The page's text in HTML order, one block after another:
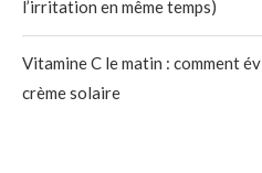
l’irritation en même temps)
Vitamine C le matin : comment
crème solaire